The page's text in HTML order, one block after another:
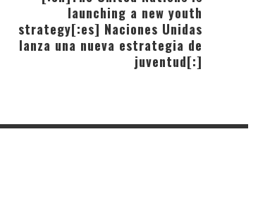
launching a new youth
strategy[:es] Naciones Unidas
lanza una nueva estrategia de
juventud[:]